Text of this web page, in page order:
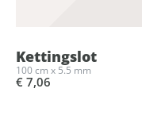
Kettingslot
100 cm x 5.5 mm
€ 7,06